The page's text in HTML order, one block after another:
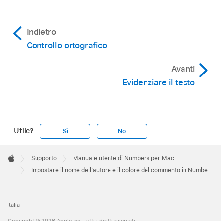
questa modifica, eventuali fogli di calcolo che
hai condiviso o a cui partecipi quando accedi
vengono aggiornati
Indietro
Controllo ortografico
Avanti
Evidenziare il testo
Utile? Sì No
Footer

Apple
Supporto
Manuale utente di Numbers per Mac
Impostare il nome dell’autore e il colore del commento in Numbers sul Mac
Italia